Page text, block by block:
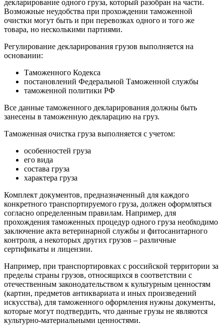
декларирование одного груза, который разобран на части.
Возможные неудобства при прохождении таможенной
очистки могут быть и при перевозках одного и того же
товара, но несколькими партиями.
Регулирование декларирования грузов выполняется на
основании:
Таможенного Кодекса
постановлений Федеральной Таможенной службы
таможенной политики РФ
Все данные таможенного декларирования должны быть
занесены в таможенную декларацию на груз.
Таможенная очистка груза выполняется с учетом:
особенностей груза
его вида
состава груза
характера груза
Комплект документов, предназначенный для каждого
конкретного транспортируемого груза, должен оформляться
согласно определенным правилам. Например, для
прохождения таможенных процедур одного груза необходимо
заключение акта ветеринарной службы и фитосанитарного
контроля, а некоторых других грузов – различные
сертификаты и лицензии.
Например, при транспортировках с российской территории за
пределы страны грузов, относящихся в соответствии с
отечественным законодательством к культурным ценностям
(картин, предметов антиквариата и иных произведений
искусства), для таможенного оформления нужны документы,
которые могут подтвердить, что данные грузы не являются
культурно-материальными ценностями.